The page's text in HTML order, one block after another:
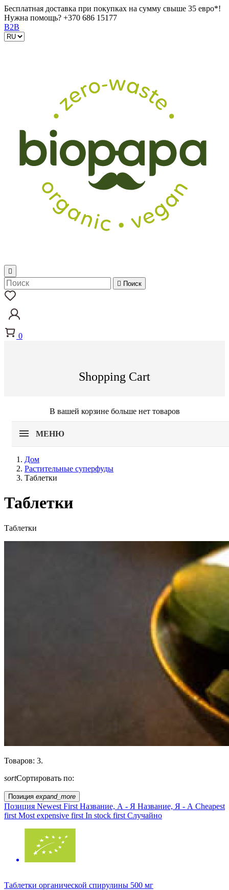
Бесплатная доставка при покупках на сумму свыше 35 евро*!
Нужна помощь? +370 686 15177
B2B

 Поиск
0
Shopping Cart
В вашей корзине больше нет товаров
МЕНЮ
Дом
Растительные суперфуды
Таблетки
Таблетки
Таблетки
Товаров: 3.
sortСортировать по:
Позиция expand_more
Позиция Newest First Название, А - Я Название, Я - А Cheapest
first Most expensive first In stock first Случайно
Таблетки органической спирулины 500 мг